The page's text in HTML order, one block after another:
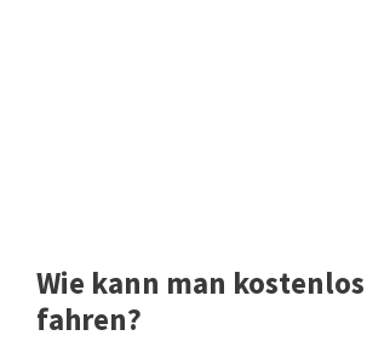
Wie kann man kostenlos
fahren?